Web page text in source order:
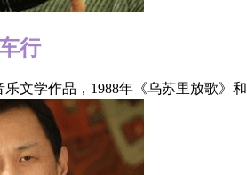
行
乐文学作品，1988年《乌苏里放歌